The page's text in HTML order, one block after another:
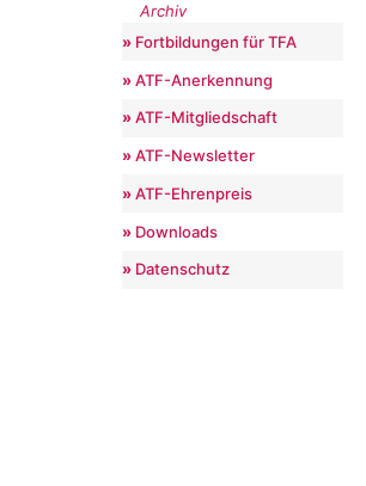
Archiv
Fortbildungen für TFA
ATF-Anerkennung
ATF-Mitgliedschaft
ATF-Newsletter
ATF-Ehrenpreis
Downloads
Datenschutz